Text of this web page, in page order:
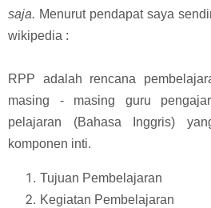
saja. Menurut pendapat saya
wikipedia :
RPP adalah rencana
masing - masing guru
pelajaran (Bahasa Inggris)
komponen inti.
Tujuan Pembelajaran
Kegiatan Pembelajaran